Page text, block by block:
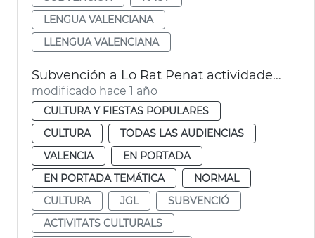
LENGUA VALENCIANA
LLENGUA VALENCIANA
Subvención a Lo Rat Penat actividades cualturales
modificado hace 1 año
CULTURA Y FIESTAS POPULARES
CULTURA
TODAS LAS AUDIENCIAS
VALENCIA
EN PORTADA
EN PORTADA TEMÁTICA
NORMAL
CULTURA
JGL
SUBVENCIÓ
ACTIVITATS CULTURALS